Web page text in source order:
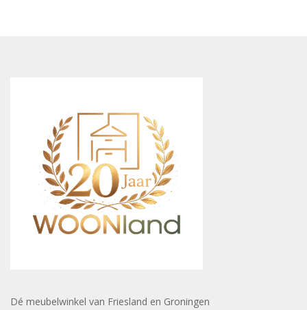
Dé meubelwinkel van Friesland en Groningen